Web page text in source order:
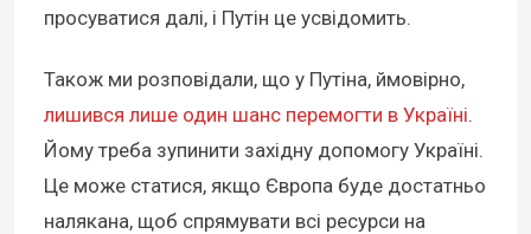
просуватися далі, і Путін це усвідомить.
Також ми розповідали, що у Путіна, ймовірно,
лишився лише один шанс перемогти в Україні.
Йому треба зупинити західну допомогу Україні.
Це може статися, якщо Європа буде достатньо
налякана, щоб спрямувати всі ресурси на